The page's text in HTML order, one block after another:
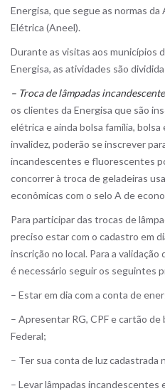
Energisa, que segue as normas da
Elétrica (Aneel).
Durante as visitas aos municípios
Energisa, as atividades são
– Troca de lâmpadas
os clientes da Energisa que são
elétrica e ainda bolsa família,
invalidez, poderão se inscrever
incandescentes e fluorescentes
concorrer à troca de geladeiras
econômicas com o selo A de
Para participar das trocas de
preciso estar com o cadastro em
inscrição no local. Para a
é necessário seguir os seguintes
– Estar em dia com a conta de
– Apresentar RG, CPF e cartão
Federal;
– Ter sua conta de luz cadastrada
– Levar lâmpadas